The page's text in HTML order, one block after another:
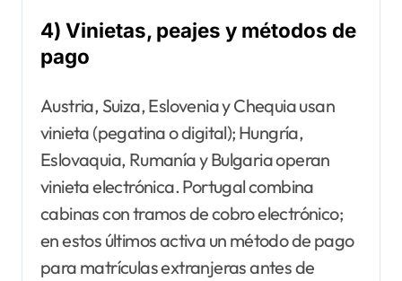
4) Vinietas, peajes y métodos de
pago
Austria, Suiza, Eslovenia y Chequia usan
vinieta (pegatina o digital); Hungría,
Eslovaquia, Rumanía y Bulgaria operan
vinieta electrónica. Portugal combina
cabinas con tramos de cobro electrónico;
en estos últimos activa un método de pago
para matrículas extranjeras antes de